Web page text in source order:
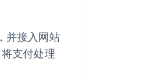
并接入网站
支付处理